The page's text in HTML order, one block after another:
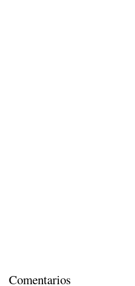
Comentarios